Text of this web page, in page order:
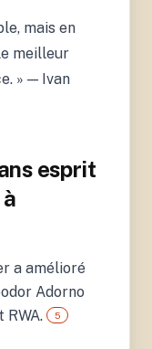
mais en
meilleur
» — Ivan
esprit
a amélioré
Adorno
5
Altemeyer, B. (2006). The